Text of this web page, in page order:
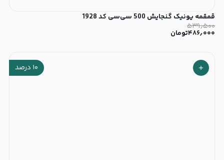
قمقمه یونیک گنجایش 500 سی‌سی کد 1928
۵۳۹٫۵۰۰
۴۸۶٫۰۰۰تومان
۱۰ درصد